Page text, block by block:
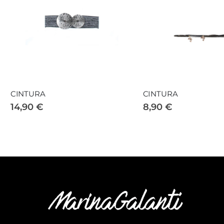
CINTURA
14,90 €
CINTURA
8,90 €